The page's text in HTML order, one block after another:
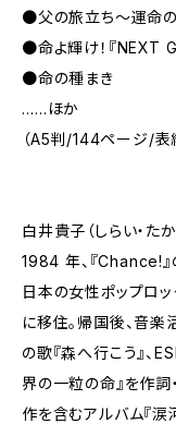
●父の旅立ち～運命の
●命よ輝け！『NEXT
●命の種まき
……ほか
（A5判/144ページ/表
白井貴子（しらい・た
1984 年、『Chance!』
日本の女性ポップロ
に移住。帰国後、音
の歌『森へ行こう』、
界の一粒の命』を作詞
作を含むアルバム『涙